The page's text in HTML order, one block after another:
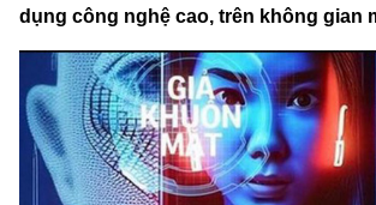
dụng công nghệ cao, trên không gian